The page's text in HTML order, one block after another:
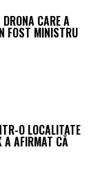
CARE A
FOST MINISTRU
O LOCALITATE
A AFIRMAT CĂ